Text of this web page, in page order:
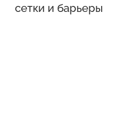
сетки и барьеры